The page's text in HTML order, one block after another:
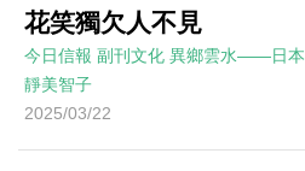
花笑獨欠人不見
今日信報 副刊文化 異鄉雲水——日本
靜美智子
2025/03/22